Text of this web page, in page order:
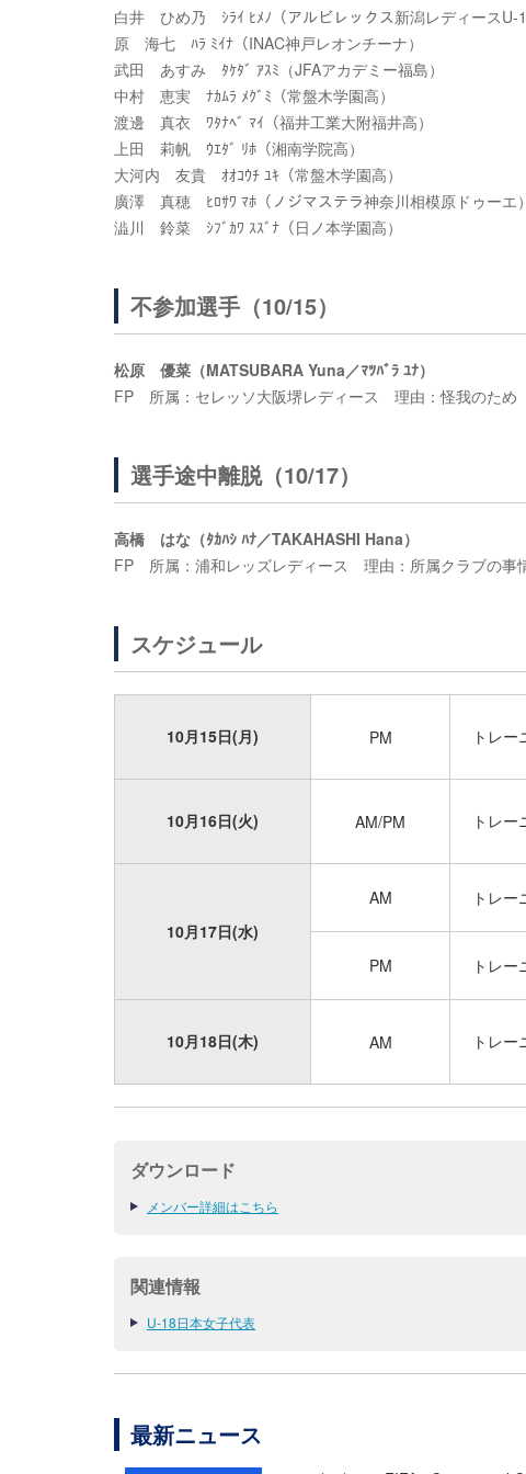
白井 ひめ乃 ｼﾗｲ ﾋﾒﾉ（アルビレックス新潟レディースU-
原 海七 ﾊﾗ ﾐｲﾅ（INAC神戸レオンチーナ）
武田 あすみ ﾀｹﾀﾞ ｱｽﾐ（JFAアカデミー福島）
中村 恵実 ﾅｶﾑﾗ ﾒｸﾞﾐ（常盤木学園高）
渡邊 真衣 ﾜﾀﾅﾍﾞ ﾏｲ（福井工業大附福井高）
上田 莉帆 ｳｴﾀﾞ ﾘﾎ（湘南学院高）
大河内 友貴 ｵｵｺｳﾁ ﾕｷ（常盤木学園高）
廣澤 真穂 ﾋﾛｻﾜ ﾏﾎ（ノジマステラ神奈川相模原ドゥーエ）
澁川 鈴菜 ｼﾌﾞｶﾜ ｽｽﾞﾅ（日ノ本学園高）
不参加選手（10/15）
松原 優菜（MATSUBARA Yuna／ﾏﾂﾊﾞﾗ ﾕﾅ）
FP 所属：セレッソ大阪堺レディース 理由：怪我のため
選手途中離脱（10/17）
高橋 はな（ﾀｶﾊｼ ﾊﾅ／TAKAHASHI Hana）
FP 所属：浦和レッズレディース 理由：所属クラブの事
スケジュール
10月15日(月) PM トレー
10月16日(火) AM/PM トレー
10月17日(水)
AM トレー
PM トレ
10月18日(木) AM トレー
ダウンロード
メンバー詳細はこちら
関連情報
U-18日本女子代表
最新ニュース